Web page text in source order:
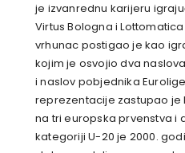
je izvanrednu karijeru
Virtus Bologna i
vrhunac postigao je kao
kojim je osvojio dva
i naslov pobjednika
reprezentacije zastupao je
na tri europska prvenstva i
kategoriji U-20 je 2000.